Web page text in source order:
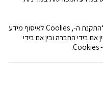
ה-
,
Coolies לאיסוף מידע
אם בידי החברה ובין אם בידי
Cookies
.